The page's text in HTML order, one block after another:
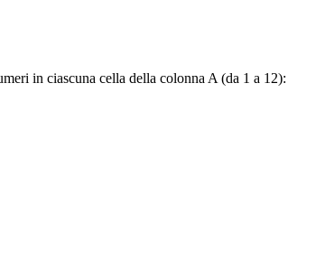
in ciascuna cella della colonna A (da 1 a 12):